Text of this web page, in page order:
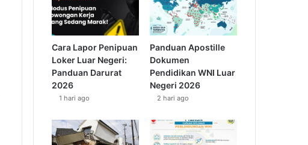
Cara Lapor Penipuan
Loker Luar Negeri:
Panduan Darurat
2026
1 hari ago
Panduan Apostille
Dokumen
Pendidikan WNI Luar
Negeri 2026
2 hari ago